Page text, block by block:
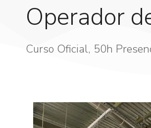
Operador
Curso Oficial, 50h